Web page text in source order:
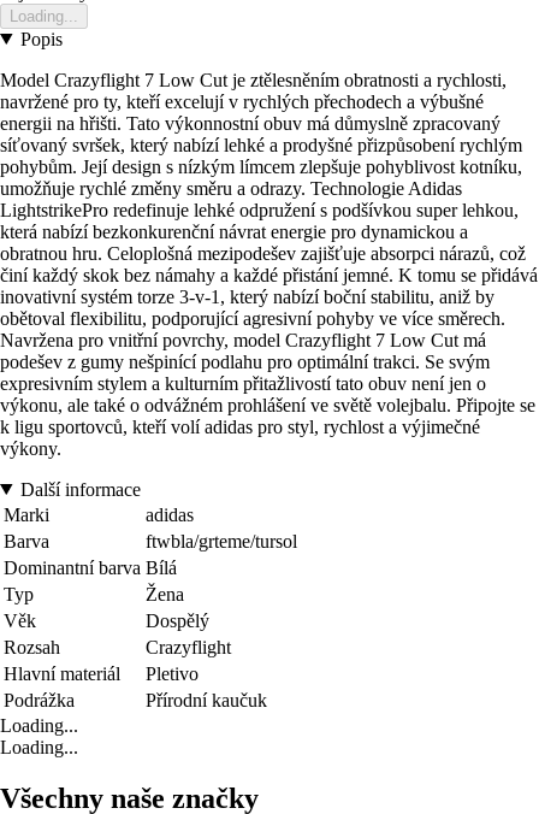
Loading...
Popis
Model Crazyflight 7 Low Cut je ztělesněním obratnosti a rychlosti,
navržené pro ty, kteří excelují v rychlých přechodech a výbušné
energii na hřišti. Tato výkonnostní obuv má důmyslně zpracovaný
síťovaný svršek, který nabízí lehké a prodyšné přizpůsobení rychlým
pohybům. Její design s nízkým límcem zlepšuje pohyblivost kotníku,
umožňuje rychlé změny směru a odrazy. Technologie Adidas
LightstrikePro redefinuje lehké odpružení s podšívkou super lehkou,
která nabízí bezkonkurenční návrat energie pro dynamickou a
obratnou hru. Celoplošná mezipodešev zajišťuje absorpci nárazů, což
činí každý skok bez námahy a každé přistání jemné. K tomu se přidává
inovativní systém torze 3-v-1, který nabízí boční stabilitu, aniž by
obětoval flexibilitu, podporující agresivní pohyby ve více směrech.
Navržena pro vnitřní povrchy, model Crazyflight 7 Low Cut má
podešev z gumy nešpinící podlahu pro optimální trakci. Se svým
expresivním stylem a kulturním přitažlivostí tato obuv není jen o
výkonu, ale také o odvážném prohlášení ve světě volejbalu. Připojte se
k ligu sportovců, kteří volí adidas pro styl, rychlost a výjimečné
výkony.
Další informace
Marki
adidas
Barva
ftwbla/grteme/tursol
Dominantní barva Bílá
Typ
Žena
Věk
Dospělý
Rozsah
Crazyflight
Hlavní materiál
Pletivo
Podrážka
Přírodní kaučuk
Loading...
Loading...
Všechny naše značky